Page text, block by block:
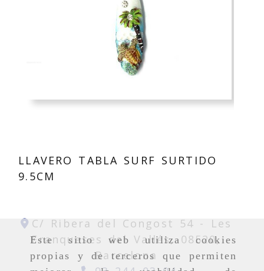
Este sitio web utiliza cookies
propias y de terceros que permiten
LLAVERO TABLA SURF SURTIDO
9.5CM
C/ Ribera del Congost 54 -
Les
Franqueses del Vallés, 08520,
Barcelona